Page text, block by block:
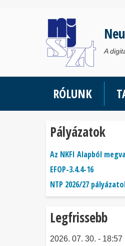
A
RÓLUNK
Pályázatok
Az NKFI Alapból
EFOP-3.4.4-16
NTP 2026/27
Legfrissebb
2026. 07. 30. - 18:57